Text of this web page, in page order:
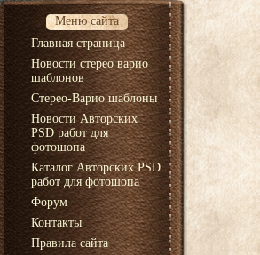
Меню сайта
Главная страница
Новости стерео варио
шаблонов
Стерео-Варио шаблоны
Новости Авторских
PSD работ для
фотошопа
Каталог Авторских PSD
работ для фотошопа
Форум
Контакты
Правила сайта